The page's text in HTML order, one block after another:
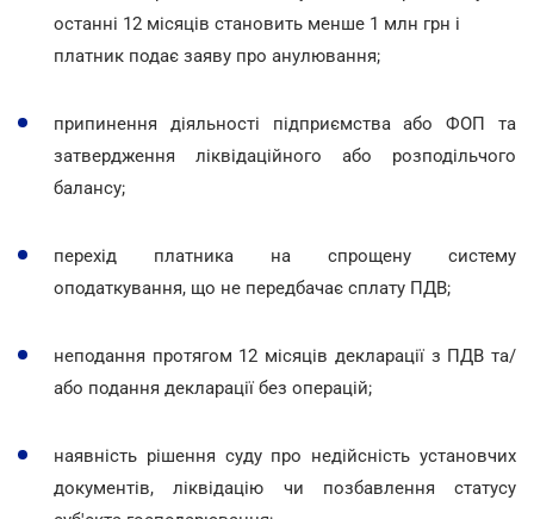
останні 12 місяців становить менше 1 млн грн і
платник подає заяву про анулювання;
припинення діяльності підприємства або ФОП та
затвердження ліквідаційного або розподільчого
балансу;
перехід платника на спрощену систему
оподаткування, що не передбачає сплату ПДВ;
неподання протягом 12 місяців декларації з ПДВ та/
або подання декларації без операцій;
наявність рішення суду про недійсність установчих
документів, ліквідацію чи позбавлення статусу